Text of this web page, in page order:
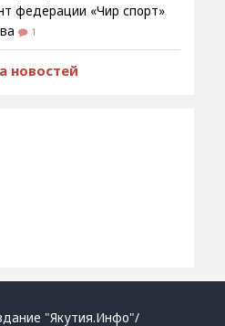
федерации «Чир спорт»
1
новостей
"Якутия.Инфо"/